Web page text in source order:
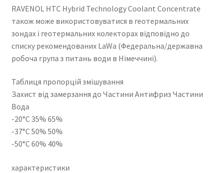
RAVENOL HTC Hybrid Technology Coolant Concentrate
також може використовуватися в геотермальних
зондах і геотермальних колекторах відповідно до
списку рекомендованих LaWa (Федеральна/державна
робоча група з питань води в Німеччині).
Таблиця пропорцій змішування
Захист від замерзання до Частини Антифриз Частини
Вода
-20°C 35% 65%
-37°C 50% 50%
-50°C 60% 40%
характеристики